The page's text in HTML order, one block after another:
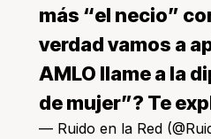
más “el necio”
verdad vamos a
AMLO llame a la
de mujer”? Te
— Ruido en la Red